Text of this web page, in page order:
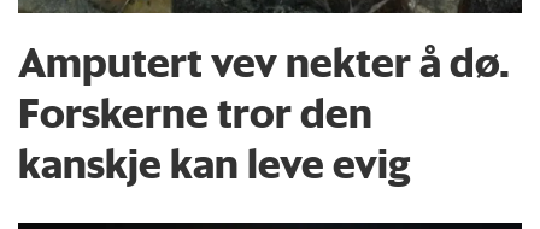
Amputert vev nekter å dø.
Forskerne tror den
kanskje kan leve evig